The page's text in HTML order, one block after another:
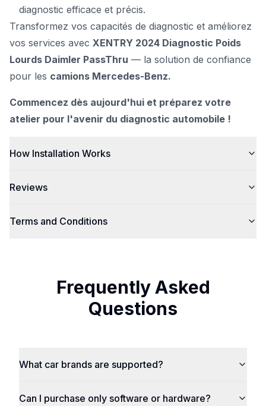
diagnostic efficace et précis.
Transformez vos capacités de diagnostic et améliorez
vos services avec XENTRY 2024 Diagnostic Poids
Lourds Daimler PassThru — la solution de confiance
pour les camions Mercedes-Benz.
Commencez dès aujourd'hui et préparez votre
atelier pour l'avenir du diagnostic automobile !
How Installation Works
Reviews
Terms and Conditions
Frequently Asked
Questions
What car brands are supported?
Can I purchase only software or hardware?